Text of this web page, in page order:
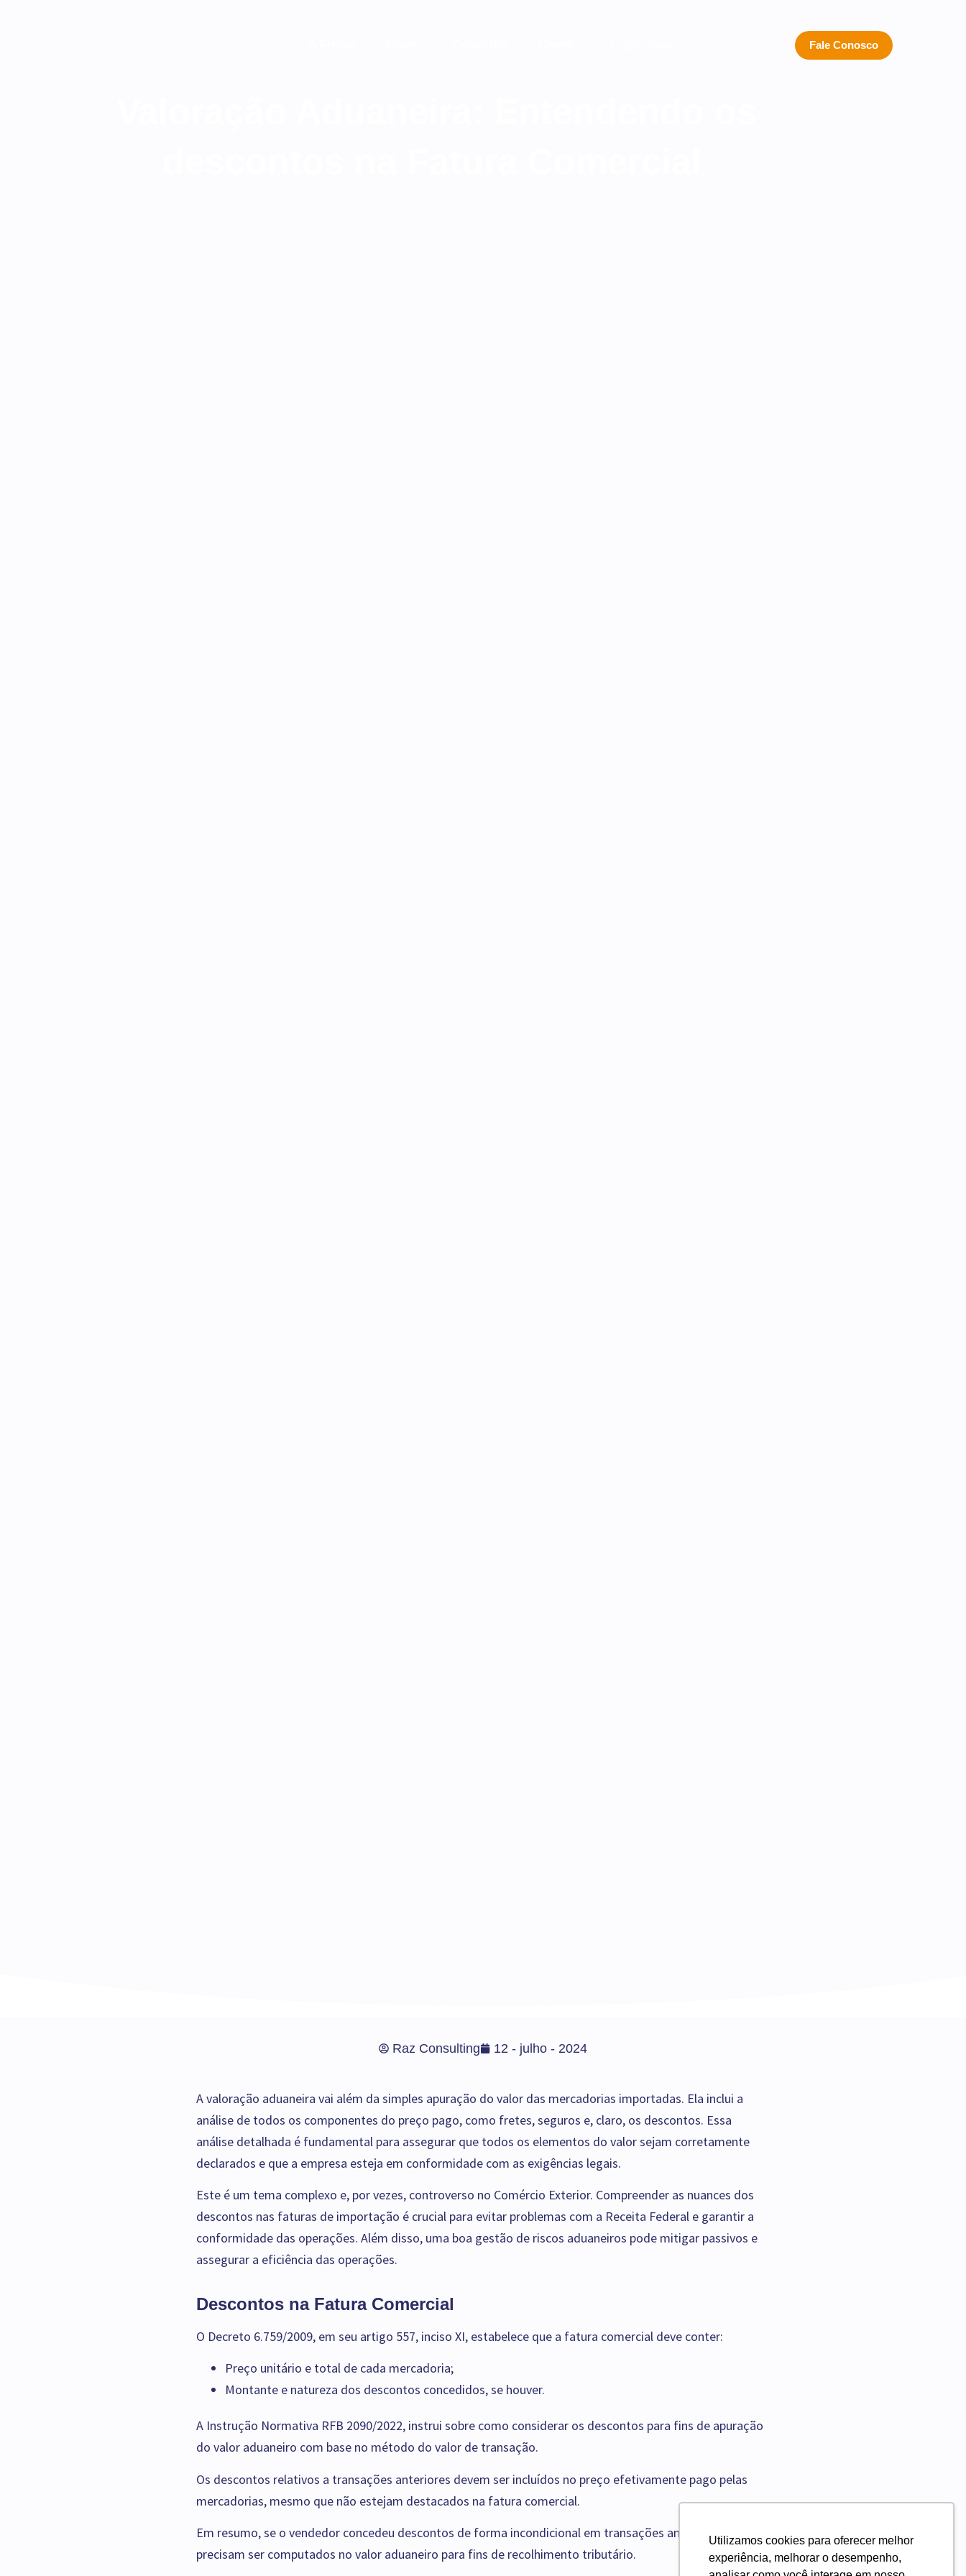
Utilizamos cookies para oferecer melhor
experiência, melhorar o desempenho,
Fale Conosco
Raz Consulting 12 - julho - 2024
A valoração aduaneira vai além da simples apuração do valor das mercadorias importadas. Ela inclui a
análise de todos os componentes do preço pago, como fretes, seguros e, claro, os descontos. Essa
análise detalhada é fundamental para assegurar que todos os elementos do valor sejam corretamente
declarados e que a empresa esteja em conformidade com as exigências legais.
Este é um tema complexo e, por vezes, controverso no Comércio Exterior. Compreender as nuances dos
descontos nas faturas de importação é crucial para evitar problemas com a Receita Federal e garantir a
conformidade das operações. Além disso, uma boa gestão de riscos aduaneiros pode mitigar passivos e
assegurar a eficiência das operações.
Descontos na Fatura Comercial
O Decreto 6.759/2009, em seu artigo 557, inciso XI, estabelece que a fatura comercial deve conter:
Preço unitário e total de cada mercadoria;
Montante e natureza dos descontos concedidos, se houver.
A Instrução Normativa RFB 2090/2022, instrui sobre como considerar os descontos para fins de apuração
do valor aduaneiro com base no método do valor de transação.
Os descontos relativos a transações anteriores devem ser incluídos no preço efetivamente pago pelas
mercadorias, mesmo que não estejam destacados na fatura comercial.
Em resumo, se o vendedor concedeu descontos de forma incondicional em transações anteriores, estes
precisam ser computados no valor aduaneiro para fins de recolhimento tributário.